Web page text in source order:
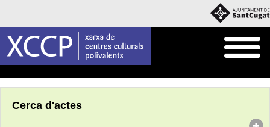
Cerca d'actes